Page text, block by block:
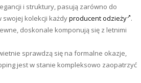
i struktury, pasują zarówno do
swojej kolekcji każdyproducent odzieży .
doskonale komponują się z letnimi
sprawdzą się na formalne okazje,
jest w stanie kompleksowo zaopatrzyć